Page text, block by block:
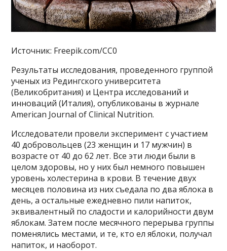
Источник: Freepik.com/CC0
Результаты исследования, проведенного группой
ученых из Редингского университета
(Великобритания) и Центра исследований и
инноваций (Италия), опубликованы в журнале
American Journal of Clinical Nutrition.
Исследователи провели эксперимент с участием
40 добровольцев (23 женщин и 17 мужчин) в
возрасте от 40 до 62 лет. Все эти люди были в
целом здоровы, но у них был немного повышен
уровень холестерина в крови. В течение двух
месяцев половина из них съедала по два яблока в
день, а остальные ежедневно пили напиток,
эквивалентный по сладости и калорийности двум
яблокам. Затем после месячного перерыва группы
поменялись местами, и те, кто ел яблоки, получал
напиток, и наоборот.